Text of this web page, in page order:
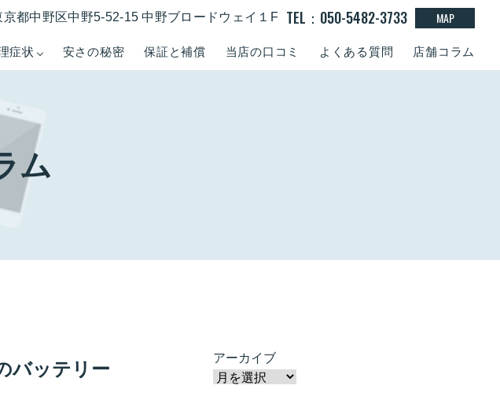
症状 安さの秘密 保証と補償 当店の口コミ よくある質問 店舗コラム
都中野区中野5-52-15 中野ブロードウェイ１F TEL：050-5482-3733 MAP
ム
バッテリー
アーカイブ